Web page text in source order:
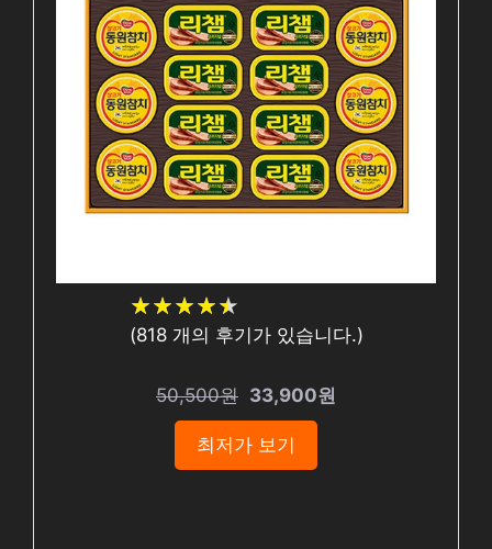
★★★★★
★★★★★
(818개의 후기가 있습니다.)
50,500원 33,900원
최저가 보기